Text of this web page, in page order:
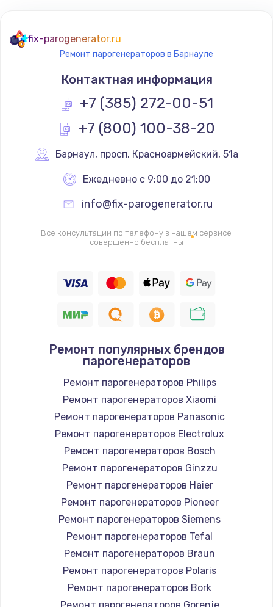
Замена термостата
1200 руб.
Заказать
Замена реле
Замена термопредохранителя
700 руб.
Заказать
2500 руб.
1400 руб.
Заказать
Замена / ремонт электронного модуля
Заказать
Заказать
Замена платы сенсора
Заказать
fix-parogenerator.ru
Ремонт парогенераторов в Барнауле
Контактная информация
+7 (385) 272-00-51
+7 (800) 100-38-20
Барнаул, просп. Красноармейский, 51а
Ежедневно с 9:00 до 21:00
info@fix-parogenerator.ru
Все консультации по телефону в нашем сервисе
совершенно бесплатны
Ремонт популярных брендов
парогенераторов
Ремонт парогенераторов Philips
Ремонт парогенераторов Xiaomi
Ремонт парогенераторов Panasonic
Ремонт парогенераторов Electrolux
Ремонт парогенераторов Bosch
Ремонт парогенераторов Ginzzu
Ремонт парогенераторов Haier
Ремонт парогенераторов Pioneer
Ремонт парогенераторов Siemens
Ремонт парогенераторов Tefal
Ремонт парогенераторов Braun
Ремонт парогенераторов Polaris
Ремонт парогенераторов Bork
Ремонт парогенераторов Gorenje